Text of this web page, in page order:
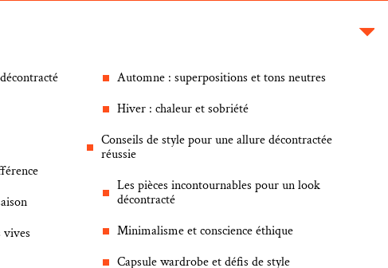
vives
Automne : superpositions et tons neutres
Hiver : chaleur et sobriété
Conseils de style pour une allure décontractée
réussie
Les pièces incontournables pour un look
décontracté
Minimalisme et conscience éthique
Capsule wardrobe et défis de style